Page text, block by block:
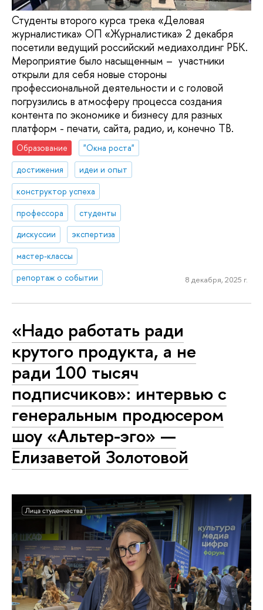
Студенты второго курса трека «Деловая
журналистика» ОП «Журналистика» 2 декабря
посетили ведущий российский медиахолдинг РБК.
Мероприятие было насыщенным – участники
открыли для себя новые стороны
профессиональной деятельности и с головой
погрузились в атмосферу процесса создания
контента по экономике и бизнесу для разных
платформ - печати, сайта, радио, и, конечно ТВ.
Образование
"Окна роста"
достижения
идеи и опыт
конструктор успеха
профессора
студенты
дискуссии
экспертиза
мастер-классы
репортаж о событии
8 декабря, 2025 г.
«Надо работать ради
крутого продукта, а не
ради 100 тысяч
подписчиков»: интервью с
генеральным продюсером
шоу «Альтер-эго» —
Елизаветой Золотовой